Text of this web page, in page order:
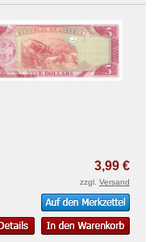
3,99 €
zzgl. Versand